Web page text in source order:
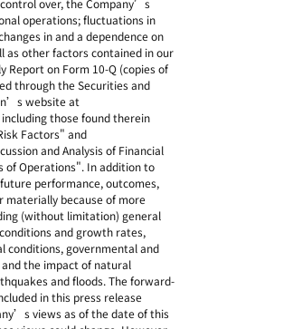
over, the Company’s
operations; fluctuations in
in and a dependence on
as other factors contained in our
Report on Form 10-Q (copies of
through the Securities and
website at
including those found therein
Factors" and
and Analysis of Financial
of Operations". In addition to
performance, outcomes,
materially because of more
(without limitation) general
and growth rates,
conditions, governmental and
and the impact of natural
and floods. The forward-
in this press release
views as of the date of this